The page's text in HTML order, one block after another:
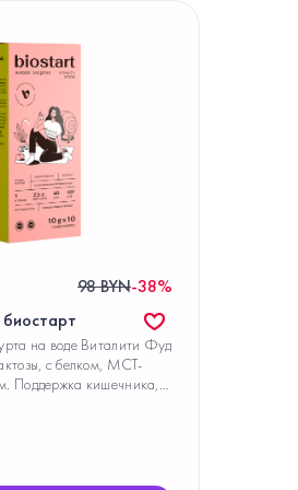
98 BYN-38%
на воде Виталити Фуд
с белком, МСТ-
Поддержка кишечника,